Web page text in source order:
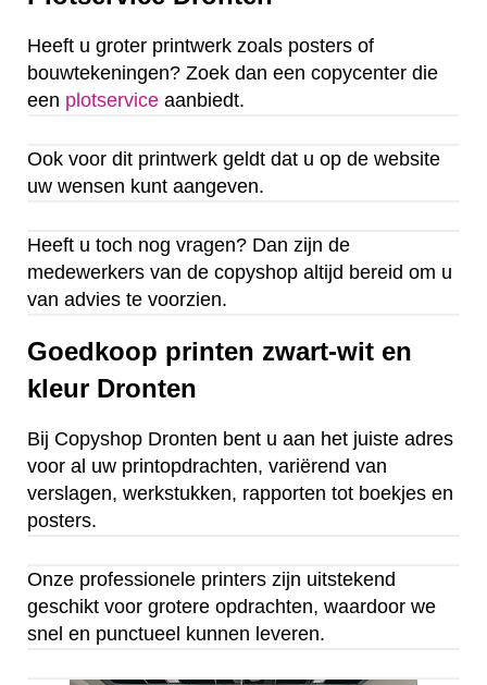
Heeft u groter printwerk zoals posters of
bouwtekeningen? Zoek dan een copycenter die
een plotservice aanbiedt.
Ook voor dit printwerk geldt dat u op de website
uw wensen kunt aangeven.
Heeft u toch nog vragen? Dan zijn de
medewerkers van de copyshop altijd bereid om u
van advies te voorzien.
Goedkoop printen zwart-wit en
kleur Dronten
Bij Copyshop Dronten bent u aan het juiste adres
voor al uw printopdrachten, variërend van
verslagen, werkstukken, rapporten tot boekjes en
posters.
Onze professionele printers zijn uitstekend
geschikt voor grotere opdrachten, waardoor we
snel en punctueel kunnen leveren.